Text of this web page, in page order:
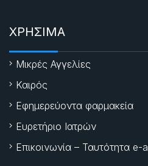
ΧΡΗΣΙΜΑ
Μικρές Αγγελίες
Καιρός
Εφημερεύοντα φαρμακεία
Ευρετήριο Ιατρών
Επικοινωνία – Ταυτότητα e-